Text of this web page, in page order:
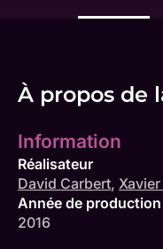
À propos de
Information
Réalisateur
David Carbert,
Année de production
2016